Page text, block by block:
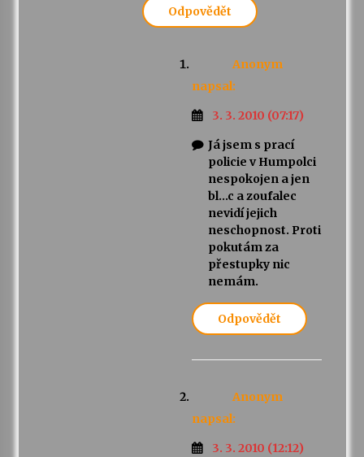
Odpovědět
Anonym
napsal:
3. 3. 2010 (07:17)
Já jsem s prací
policie v Humpolci
nespokojen a jen
bl…c a zoufalec
nevidí jejich
neschopnost. Proti
pokutám za
přestupky nic
nemám.
Odpovědět
Anonym
napsal:
3. 3. 2010 (12:12)